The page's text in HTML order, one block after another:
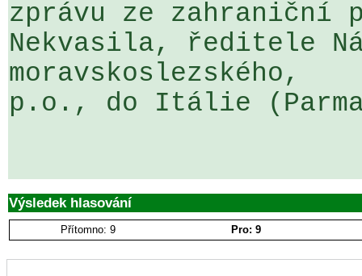
zprávu ze
Nekvasila, ředitele
moravskoslezského,
p.o., do Itálie
Výsledek hlasování
Přítomno: 9 Pro: 9